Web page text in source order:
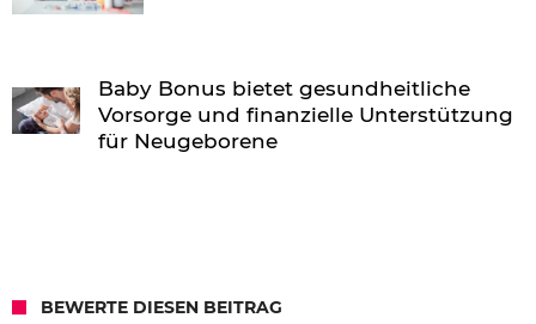
Baby Bonus bietet gesundheitliche
Vorsorge und finanzielle Unterstützung
für Neugeborene
BEWERTE DIESEN BEITRAG